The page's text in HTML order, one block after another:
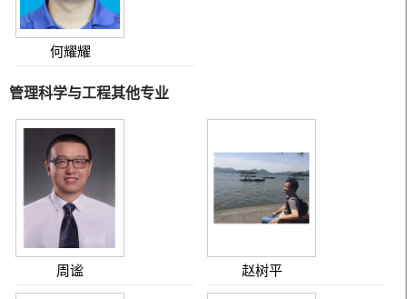
何耀耀
管理科学与工程其他专业
周谧 赵树平